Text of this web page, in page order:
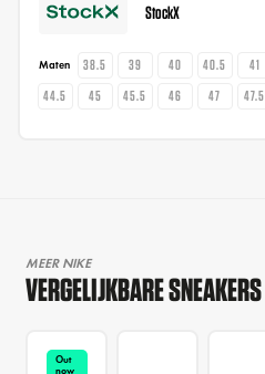
StockX
Maten 38.5 39 40 40.5 41
44.5
45 45.5 46 47 47.5
MEER NIKE
VERGELIJKBARE SNEAKERS
Out
now